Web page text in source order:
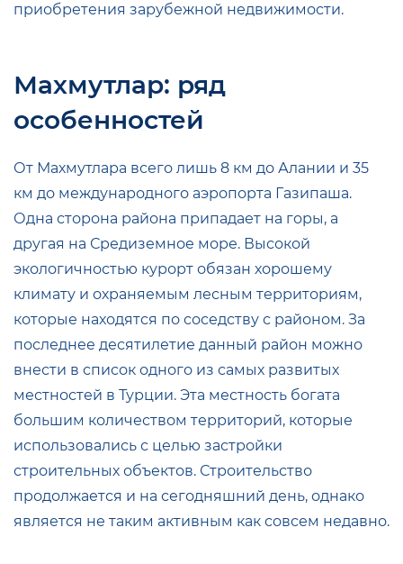
приобретения зарубежной недвижимости.
Махмутлар: ряд
особенностей
От Махмутлара всего лишь 8 км до Алании и 35
км до международного аэропорта Газипаша.
Одна сторона района припадает на горы, а
другая на Средиземное море. Высокой
экологичностью курорт обязан хорошему
климату и охраняемым лесным территориям,
которые находятся по соседству с районом. За
последнее десятилетие данный район можно
внести в список одного из самых развитых
местностей в Турции. Эта местность богата
большим количеством территорий, которые
использовались с целью застройки
строительных объектов. Строительство
продолжается и на сегодняшний день, однако
является не таким активным как совсем недавно.